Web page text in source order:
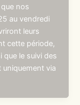
nos
au vendredi
leurs
cette période,
que le suivi des
via